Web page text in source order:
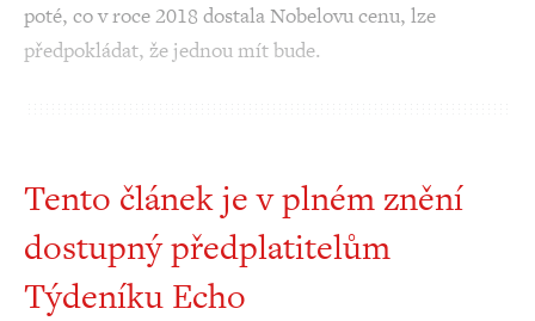
poté, co v roce 2018 dostala Nobelovu cenu, lze
předpokládat, že jednou mít bude.
Tento článek je v plném znění
dostupný předplatitelům
Týdeníku Echo